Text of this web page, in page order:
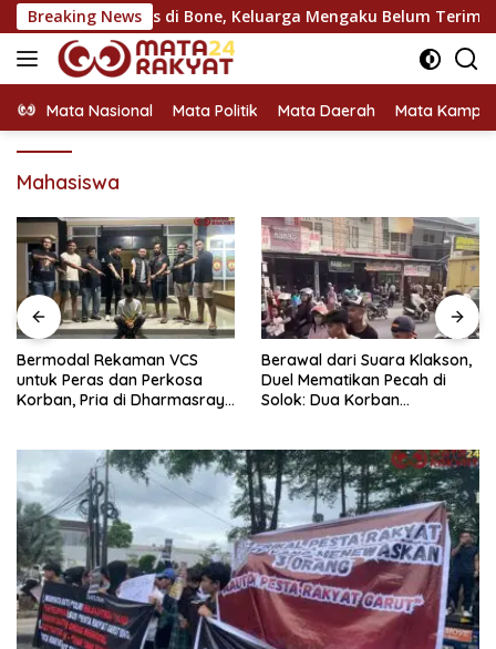
Langsung
ke
konten
Breaking News
Lintas di Bone, Keluarga Mengaku Belum Terima
Mata Nasional Mata Politik Mata Daerah Mata
Mahasiswa
Berawal dari Suara Klakson,
Duel Mematikan Pecah di
Solok: Dua Korban
Setahun Buron Usai
Gelapkan Motor Kerabat
Demi Sabu, Pelarian Pemuda